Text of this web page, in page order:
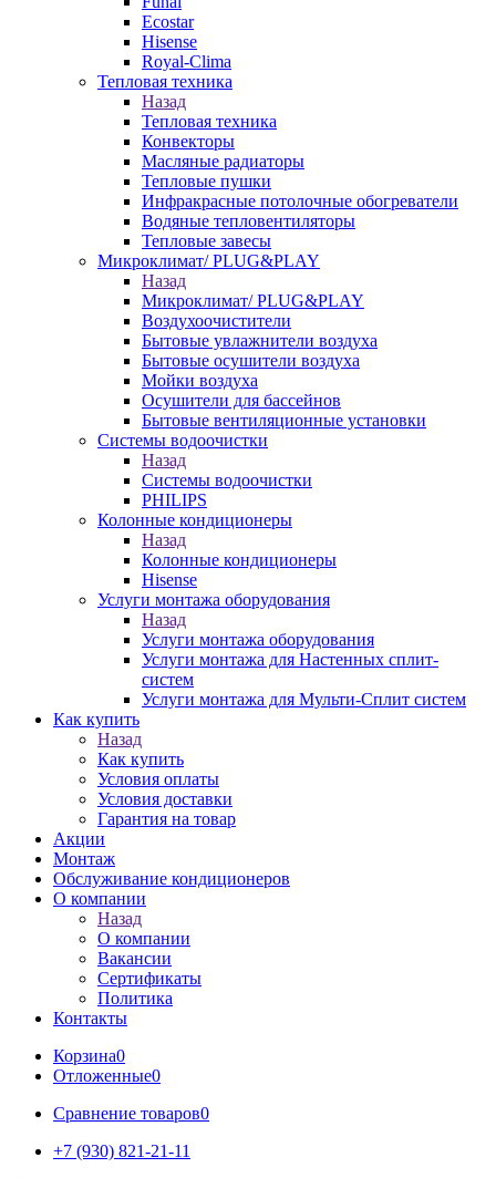
Ecostar
Hisense
Royal-Clima
Тепловая техника
Назад
Тепловая техника
Конвекторы
Масляные радиаторы
Тепловые пушки
Инфракрасные потолочные обогреватели
Водяные тепловентиляторы
Тепловые завесы
Микроклимат/ PLUG&PLAY
Назад
Микроклимат/ PLUG&PLAY
Воздухоочистители
Бытовые увлажнители воздуха
Бытовые осушители воздуха
Мойки воздуха
Осушители для бассейнов
Бытовые вентиляционные установки
Системы водоочистки
Назад
Системы водоочистки
PHILIPS
Колонные кондиционеры
Назад
Колонные кондиционеры
Hisense
Услуги монтажа оборудования
Назад
Услуги монтажа оборудования
Услуги монтажа для Настенных сплит-
систем
Услуги монтажа для Мульти-Сплит систем
Как купить
Назад
Как купить
Условия оплаты
Условия доставки
Гарантия на товар
Акции
Монтаж
Обслуживание кондиционеров
О компании
Назад
О компании
Вакансии
Сертификаты
Политика
Контакты
Корзина0
Отложенные0
Сравнение товаров0
+7 (930) 821-21-11